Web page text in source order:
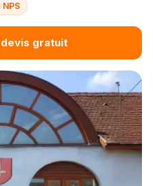
devis gratuit